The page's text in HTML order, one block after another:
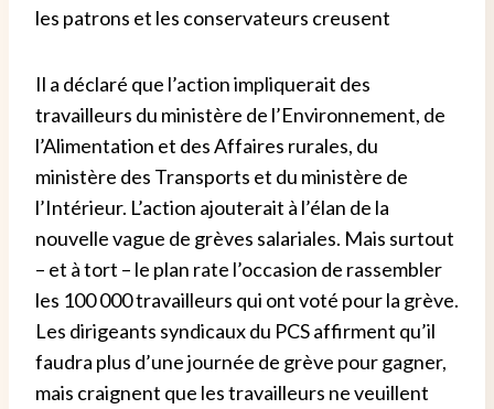
les patrons et les conservateurs creusent
Il a déclaré que l’action impliquerait des
travailleurs du ministère de l’Environnement, de
l’Alimentation et des Affaires rurales, du
ministère des Transports et du ministère de
l’Intérieur. L’action ajouterait à l’élan de la
nouvelle vague de grèves salariales. Mais surtout
– et à tort – le plan rate l’occasion de rassembler
les 100 000 travailleurs qui ont voté pour la grève.
Les dirigeants syndicaux du PCS affirment qu’il
faudra plus d’une journée de grève pour gagner,
mais craignent que les travailleurs ne veuillent